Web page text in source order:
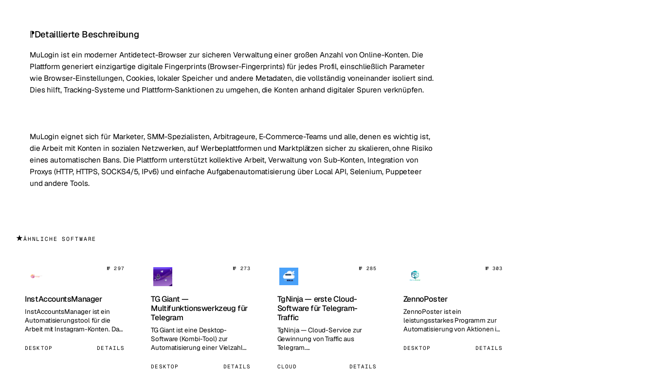
Detaillierte Beschreibung
MuLogin ist ein moderner Antidetect-Browser zur sicheren Verwaltung einer großen Anzahl von Online-Konten. Die
Plattform generiert einzigartige digitale Fingerprints (Browser-Fingerprints) für jedes Profil, einschließlich Parameter
wie Browser-Einstellungen, Cookies, lokaler Speicher und andere Metadaten, die vollständig voneinander isoliert sind.
Dies hilft, Tracking-Systeme und Plattform-Sanktionen zu umgehen, die Konten anhand digitaler Spuren verknüpfen.
MuLogin eignet sich für Marketer, SMM-Spezialisten, Arbitrageure, E-Commerce-Teams und alle, denen es wichtig ist,
die Arbeit mit Konten in sozialen Netzwerken, auf Werbeplattformen und Marktplätzen sicher zu skalieren, ohne Risiko
eines automatischen Bans. Die Plattform unterstützt kollektive Arbeit, Verwaltung von Sub-Konten, Integration von
Proxys (HTTP, HTTPS, SOCKS4/5, IPv6) und einfache Aufgabenautomatisierung über Local API, Selenium, Puppeteer
und andere Tools.
★ÄHNLICHE SOFTWARE
№ 297
InstAccountsManager
InstAccountsManager ist ein
Automatisierungstool für die
Arbeit mit Instagram-Konten. Das
DESKTOP DETAILS
№ 273
TG Giant —
Multifunktionswerkzeug für
Telegram
TG Giant ist eine Desktop-
Software (Kombi-Tool) zur
Automatisierung einer Vielzahl
DESKTOP DETAILS
№ 285
TgNinja — erste Cloud-
Software für Telegram-
Traffic
TgNinja — Cloud-Service zur
Gewinnung von Traffic aus
Telegram.…
CLOUD DETAILS
№ 303
ZennoPoster
ZennoPoster ist ein
leistungsstarkes Programm zur
Automatisierung von Aktionen im
müssen…
DESKTOP DETAILS